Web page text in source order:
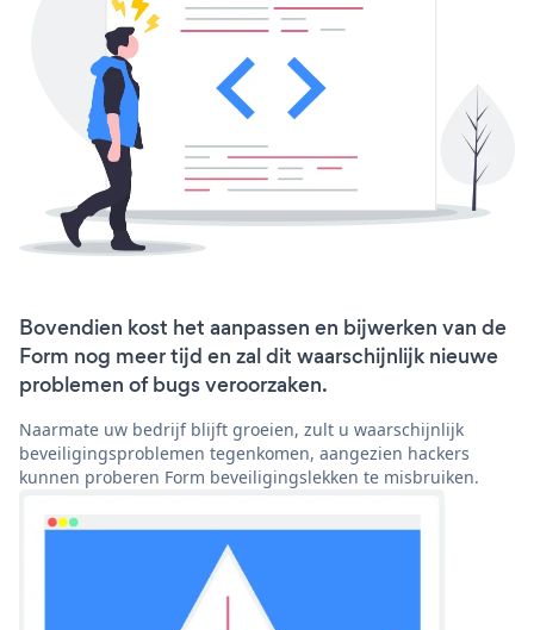
Bovendien kost het aanpassen en bijwerken van de
Form nog meer tijd en zal dit waarschijnlijk nieuwe
problemen of bugs veroorzaken.
Naarmate uw bedrijf blijft groeien, zult u waarschijnlijk
beveiligingsproblemen tegenkomen, aangezien hackers
kunnen proberen Form beveiligingslekken te misbruiken.